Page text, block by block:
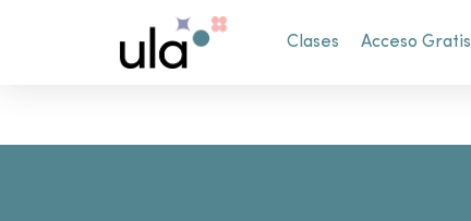
Clases Acceso Gratis